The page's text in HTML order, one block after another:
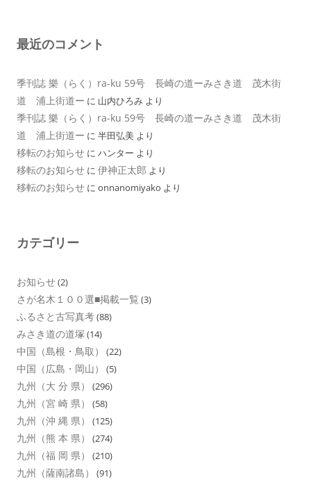
最近のコメント
季刊誌 樂（らく）ra-ku 59号 長崎の道ーみさき道 茂木街
道 浦上街道ー に 山内ひろみ より
季刊誌 樂（らく）ra-ku 59号 長崎の道ーみさき道 茂木街
道 浦上街道ー に 半田弘美 より
移転のお知らせ に ハンター より
移転のお知らせ に 伊神正太郎 より
移転のお知らせ に onnanomiyako より
カテゴリー
お知らせ(2)
さが名木１００選■掲載一覧 (3)
ふるさと古写真考(88)
みさき道の道塚 (14)
中国（島根・鳥取） (22)
中国（広島・岡山） (5)
九州（大 分 県） (296)
九州（宮 崎 県） (58)
九州（沖 縄 県） (125)
九州（熊 本 県） (274)
九州（福 岡 県） (210)
九州（薩南諸島） (91)